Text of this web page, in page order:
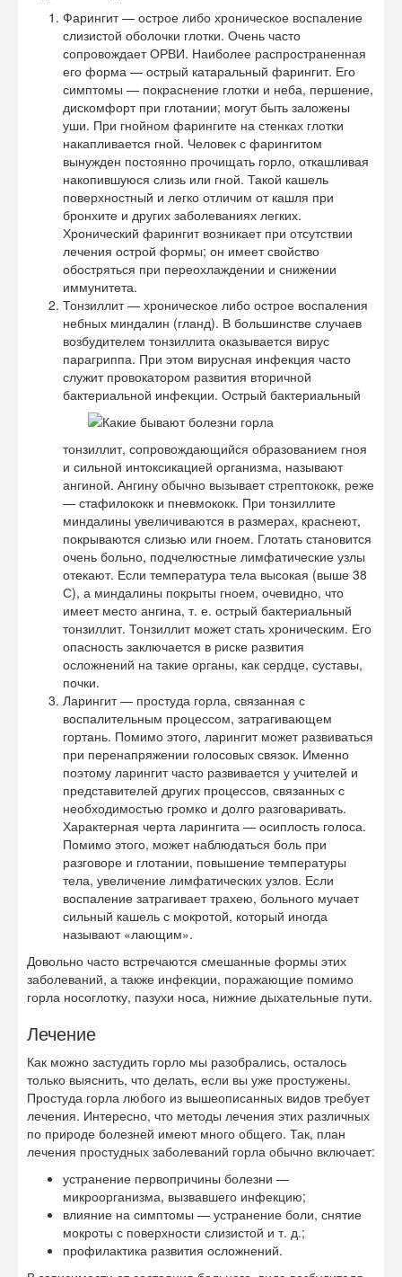
Фарингит — острое либо хроническое воспаление
слизистой оболочки глотки. Очень часто
сопровождает ОРВИ. Наиболее распространенная
его форма — острый катаральный фарингит. Его
симптомы — покраснение глотки и неба, першение,
дискомфорт при глотании; могут быть заложены
уши. При гнойном фарингите на стенках глотки
накапливается гной. Человек с фарингитом
вынужден постоянно прочищать горло, откашливая
накопившуюся слизь или гной. Такой кашель
поверхностный и легко отличим от кашля при
бронхите и других заболеваниях легких.
Хронический фарингит возникает при отсутствии
лечения острой формы; он имеет свойство
обостряться при переохлаждении и снижении
иммунитета.
Тонзиллит — хроническое либо острое воспаления
небных миндалин (гланд). В большинстве случаев
возбудителем тонзиллита оказывается вирус
парагриппа. При этом вирусная инфекция часто
служит провокатором развития вторичной
бактериальной инфекции. Острый бактериальный
тонзиллит, сопровождающийся образованием гноя
и сильной интоксикацией организма, называют
ангиной. Ангину обычно вызывает стрептококк, реже
— стафилококк и пневмококк. При тонзиллите
миндалины увеличиваются в размерах, краснеют,
покрываются слизью или гноем. Глотать становится
очень больно, подчелюстные лимфатические узлы
отекают. Если температура тела высокая (выше 38
С), а миндалины покрыты гноем, очевидно, что
имеет место ангина, т. е. острый бактериальный
тонзиллит. Тонзиллит может стать хроническим. Его
опасность заключается в риске развития
осложнений на такие органы, как сердце, суставы,
почки.
Ларингит — простуда горла, связанная с
воспалительным процессом, затрагивающем
гортань. Помимо этого, ларингит может развиваться
при перенапряжении голосовых связок. Именно
поэтому ларингит часто развивается у учителей и
представителей других процессов, связанных с
необходимостью громко и долго разговаривать.
Характерная черта ларингита — осиплость голоса.
Помимо этого, может наблюдаться боль при
разговоре и глотании, повышение температуры
тела, увеличение лимфатических узлов. Если
воспаление затрагивает трахею, больного мучает
сильный кашель с мокротой, который иногда
называют «лающим».
Довольно часто встречаются смешанные формы этих
заболеваний, а также инфекции, поражающие помимо
горла носоглотку, пазухи носа, нижние дыхательные пути.
Лечение
Как можно застудить горло мы разобрались, осталось
только выяснить, что делать, если вы уже простужены.
Простуда горла любого из вышеописанных видов требует
лечения. Интересно, что методы лечения этих различных
по природе болезней имеют много общего. Так, план
лечения простудных заболеваний горла обычно включает:
устранение первопричины болезни —
микроорганизма, вызвавшего инфекцию;
влияние на симптомы — устранение боли, снятие
мокроты с поверхности слизистой и т. д.;
профилактика развития осложнений.